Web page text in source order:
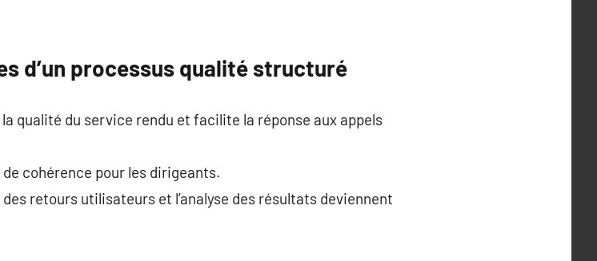
d’un processus qualité structuré
qualité du service rendu et facilite la réponse aux appels
cohérence pour les dirigeants.
retours utilisateurs et l’analyse des résultats deviennent